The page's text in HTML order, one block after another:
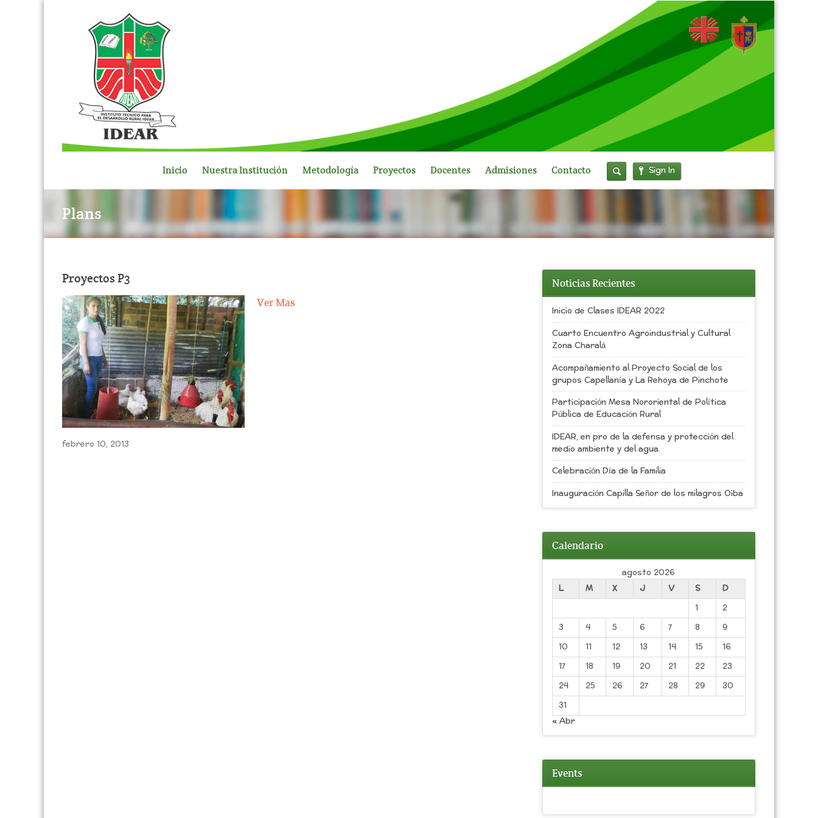
Inicio Nuestra Institución Metodología Proyectos Docentes Admisiones Contacto Sign In
Plans
Proyectos P3
Ver Mas
febrero 10, 2013
Noticias Recientes
Inicio de Clases IDEAR 2022
Cuarto Encuentro Agroindustrial y Cultural
Zona Charalá
Acompañamiento al Proyecto Social de los
grupos Capellanía y La Rehoya de Pinchote
Participación Mesa Nororiental de Política
Pública de Educación Rural
IDEAR, en pro de la defensa y protección del
medio ambiente y del agua.
Celebración Día de la Familia
Inauguración Capilla Señor de los milagros Oiba
Calendario
agosto 2026
L
M X J V S
D
1
2
3
4 5 6 7 8
9
10
11 12 13 14 15
16
17
18 19 20 21 22
23
24
25 26 27 28 29
30
31
« Abr
Events